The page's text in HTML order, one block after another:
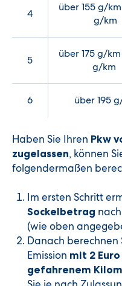
4
über 155 g/
g/km
5
über 175 g/
g/km
6 über 195
Haben Sie Ihren Pkw
zugelassen, können
folgendermaßen
Im ersten Schritt
Sockelbetrag
(wie oben
Danach berechnen
Emission mit 2
gefahrenem